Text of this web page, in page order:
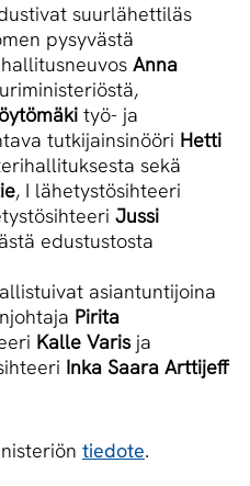
suurlähettiläs
pysyvästä
Anna
työ- ja
tutkijainsinööri Hetti
sekä
, I lähetystösihteeri
Jussi
edustustosta
asiantuntijoina
Pirita
Kalle Varisja
Inka Saara Arttijeff
tiedote.